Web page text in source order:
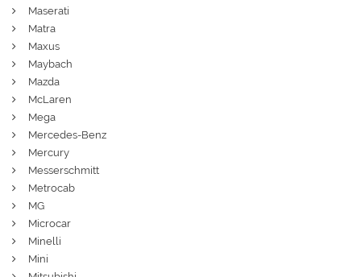
Maserati
Matra
Maxus
Maybach
Mazda
McLaren
Mega
Mercedes-Benz
Mercury
Messerschmitt
Metrocab
MG
Microcar
Minelli
Mini